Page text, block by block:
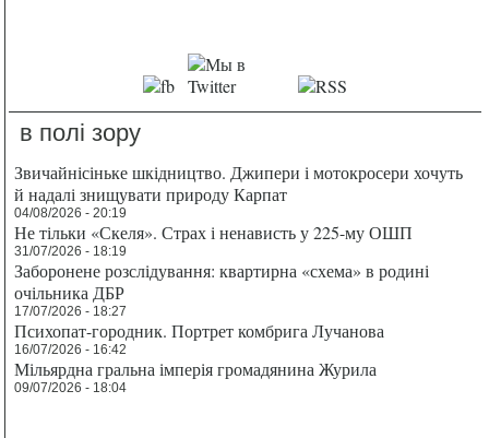
в полі зору
Звичайнісіньке шкідництво. Джипери і мотокросери хочуть
й надалі знищувати природу Карпат
04/08/2026 - 20:19
Не тільки «Скеля». Страх і ненависть у 225-му ОШП
31/07/2026 - 18:19
Заборонене розслідування: квартирна «схема» в родині
очільника ДБР
17/07/2026 - 18:27
Психопат-городник. Портрет комбрига Лучанова
16/07/2026 - 16:42
Мільярдна гральна імперія громадянина Журила
09/07/2026 - 18:04